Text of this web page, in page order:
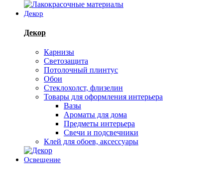
Декор
Декор
Карнизы
Светозащита
Потолочный плинтус
Обои
Стеклохолст, флизелин
Товары для оформления интерьера
Вазы
Ароматы для дома
Предметы интерьера
Свечи и подсвечники
Клей для обоев, аксессуары
Освещение